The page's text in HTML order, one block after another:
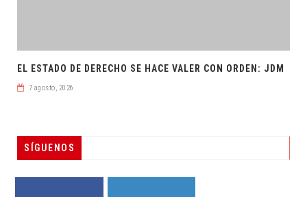
EL ESTADO DE DERECHO SE HACE VALER CON ORDEN: JDM
7 agosto, 2026
SÍGUENOS